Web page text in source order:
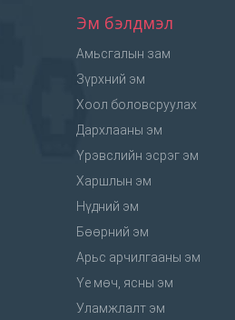
Эм бэлдмэл
Амьсгалын зам
Зүрхний эм
Хоол боловсруулах
Дархлааны эм
Үрэвслийн эсрэг эм
Харшлын эм
Нүдний эм
Бөөрний эм
Арьс арчилгааны эм
Үе мөч, ясны эм
Уламжлалт эм